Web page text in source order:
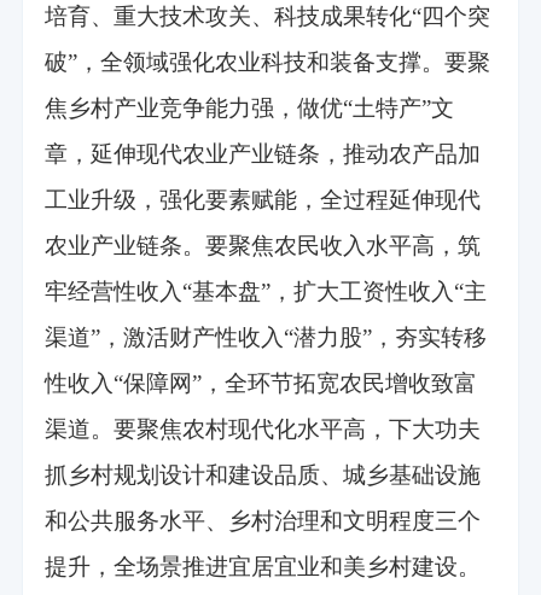
培育、重大技术攻关、科技成果转化“四个突
破”，全领域强化农业科技和装备支撑。要聚
焦乡村产业竞争能力强，做优“土特产”文
章，延伸现代农业产业链条，推动农产品加
工业升级，强化要素赋能，全过程延伸现代
农业产业链条。要聚焦农民收入水平高，筑
牢经营性收入“基本盘”，扩大工资性收入“主
渠道”，激活财产性收入“潜力股”，夯实转移
性收入“保障网”，全环节拓宽农民增收致富
渠道。要聚焦农村现代化水平高，下大功夫
抓乡村规划设计和建设品质、城乡基础设施
和公共服务水平、乡村治理和文明程度三个
提升，全场景推进宜居宜业和美乡村建设。